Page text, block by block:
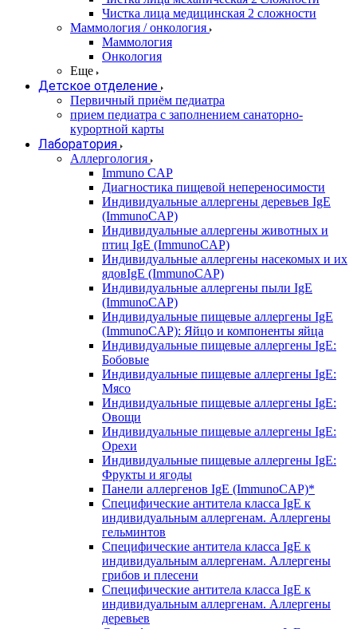
Чистка лица медицинская 2 сложности
Маммология / онкология
Маммология
Онкология
Еще
Детское отделение
Первичный приём педиатра
прием педиатра с заполнением санаторно-
курортной карты
Лаборатория
Аллергология
Immuno CAP
Диагностика пищевой непереносимости
Индивидуальные аллергены деревьев IgE
(ImmunoCAP)
Индивидуальные аллергены животных и
птиц IgE (ImmunoCAP)
Индивидуальные аллергены насекомых и их
ядовIgE (ImmunoCAP)
Индивидуальные аллергены пыли IgE
(ImmunoCAP)
Индивидуальные пищевые аллергены IgE
(ImmunoCAP): Яйцо и компоненты яйца
Индивидуальные пищевые аллергены IgE:
Бобовые
Индивидуальные пищевые аллергены IgE:
Мясо
Индивидуальные пищевые аллергены IgE:
Овощи
Индивидуальные пищевые аллергены IgE:
Орехи
Индивидуальные пищевые аллергены IgE:
Фрукты и ягоды
Панели аллергенов IgE (ImmunoCAP)*
Специфические антитела класса IgE к
индивидуальным аллергенам. Аллергены
гельминтов
Специфические антитела класса IgE к
индивидуальным аллергенам. Аллергены
грибов и плесени
Специфические антитела класса IgE к
индивидуальным аллергенам. Аллергены
деревьев